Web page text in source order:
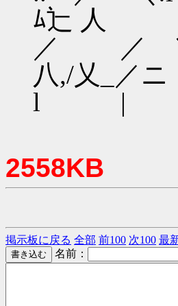
ﾑ辷
／ ／
八,/
l |
2558KB
掲示板に戻る 全部 前100 次100 最
名前：